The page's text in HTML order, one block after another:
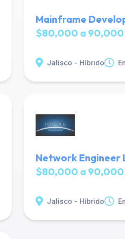
Mainframe
$80,000 a 90,000
Jalisco - Híbrido
Network Engineer
$80,000 a 90,000
Jalisco - Híbrido